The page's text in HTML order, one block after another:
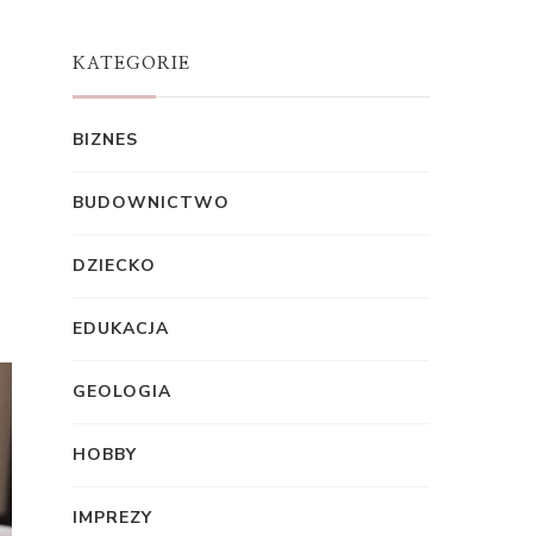
KATEGORIE
BIZNES
BUDOWNICTWO
DZIECKO
EDUKACJA
GEOLOGIA
HOBBY
IMPREZY